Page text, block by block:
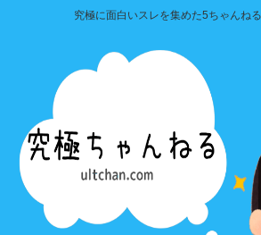
究極に面白いスレを集めた5ちゃんね